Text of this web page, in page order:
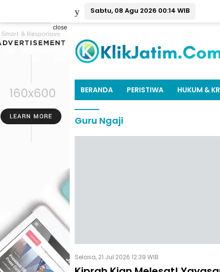
Sabtu, 08 Agu 2026 00:14 WIB
close
BERANDA PERISTIWA HUKUM &
Guru Ngaji
Selasa, 21 Jul 2026 12:39 WIB